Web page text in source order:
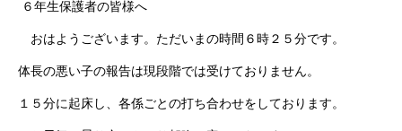
６年生保護者の皆様へ
おはようございます。ただいまの時間６時２５分です。
体長の悪い子の報告は現段階では受けておりません。
１５分に起床し、各係ごとの打ち合わせをしております。